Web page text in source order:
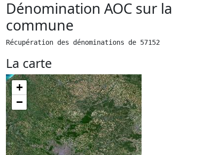
Dénomination AOC sur la
commune
Récupération des dénominations de 57152
La carte
+
−